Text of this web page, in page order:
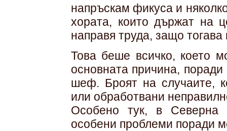
напръскам фикуса и
хората, които държат на
направя труда, защо
Това беше всичко, което
основната причина,
шеф. Броят на случаите,
или обработвани
Особено тук, в Северна
особени проблеми поради